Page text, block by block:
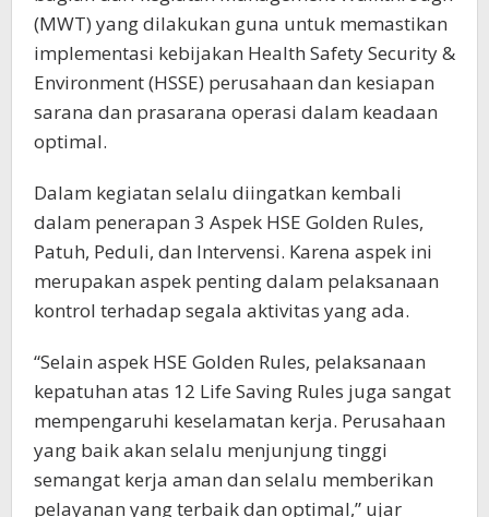
(MWT) yang dilakukan guna untuk memastikan
implementasi kebijakan Health Safety Security &
Environment (HSSE) perusahaan dan kesiapan
sarana dan prasarana operasi dalam keadaan
optimal.
Dalam kegiatan selalu diingatkan kembali
dalam penerapan 3 Aspek HSE Golden Rules,
Patuh, Peduli, dan Intervensi. Karena aspek ini
merupakan aspek penting dalam pelaksanaan
kontrol terhadap segala aktivitas yang ada.
“Selain aspek HSE Golden Rules, pelaksanaan
kepatuhan atas 12 Life Saving Rules juga sangat
mempengaruhi keselamatan kerja. Perusahaan
yang baik akan selalu menjunjung tinggi
semangat kerja aman dan selalu memberikan
pelayanan yang terbaik dan optimal,” ujar